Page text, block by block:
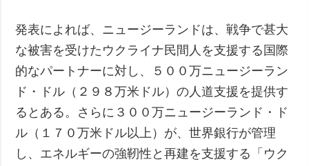
発表によれば、ニュージーランドは、戦争で甚大
な被害を受けたウクライナ民間人を支援する国際
的なパートナーに対し、５００万ニュージーラン
ド・ドル（２９８万米ドル）の人道支援を提供す
るとある。さらに３００万ニュージーランド・ド
ル（１７０万米ドル以上）が、世界銀行が管理
し、エネルギーの強靭性と再建を支援する「ウク